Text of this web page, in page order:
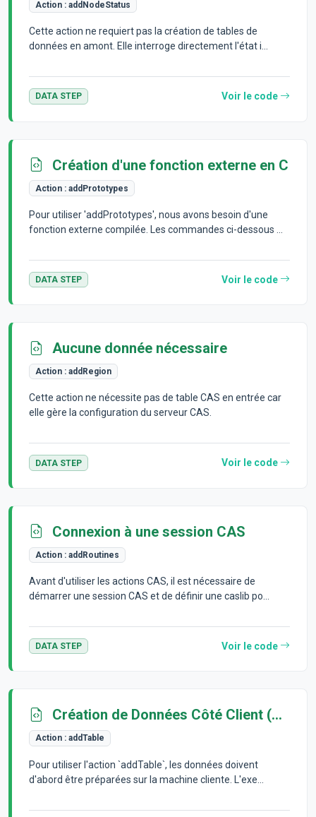
Action : addNodeStatus
Cette action ne requiert pas la création de tables de
données en amont. Elle interroge directement l'état i...
DATA STEP Voir le code
Création d'une fonction externe en C
Action : addPrototypes
Pour utiliser 'addPrototypes', nous avons besoin d'une
fonction externe compilée. Les commandes ci-dessous ...
DATA STEP Voir le code
Aucune donnée nécessaire
Action : addRegion
Cette action ne nécessite pas de table CAS en entrée car
elle gère la configuration du serveur CAS.
DATA STEP Voir le code
Connexion à une session CAS
Action : addRoutines
Avant d'utiliser les actions CAS, il est nécessaire de
démarrer une session CAS et de définir une caslib po...
DATA STEP Voir le code
Création de Données Côté Client (Python avec Pandas)
Action : addTable
Pour utiliser l'action `addTable`, les données doivent
d'abord être préparées sur la machine cliente. L'exe...